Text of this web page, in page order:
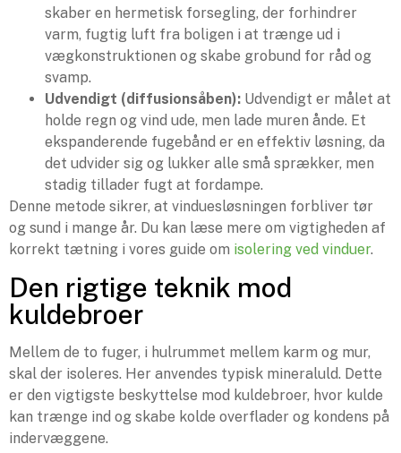
skaber en hermetisk forsegling, der forhindrer
varm, fugtig luft fra boligen i at trænge ud i
vægkonstruktionen og skabe grobund for råd og
svamp.
Udvendigt (diffusionsåben): Udvendigt er målet at
holde regn og vind ude, men lade muren ånde. Et
ekspanderende fugebånd er en effektiv løsning, da
det udvider sig og lukker alle små sprækker, men
stadig tillader fugt at fordampe.
Denne metode sikrer, at vinduesløsningen forbliver tør
og sund i mange år. Du kan læse mere om vigtigheden af
korrekt tætning i vores guide om isolering ved vinduer.
Den rigtige teknik mod
kuldebroer
Mellem de to fuger, i hulrummet mellem karm og mur,
skal der isoleres. Her anvendes typisk mineraluld. Dette
er den vigtigste beskyttelse mod kuldebroer, hvor kulde
kan trænge ind og skabe kolde overflader og kondens på
indervæggene.